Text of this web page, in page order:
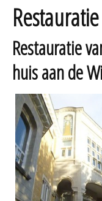
Restauratie
huis aan de